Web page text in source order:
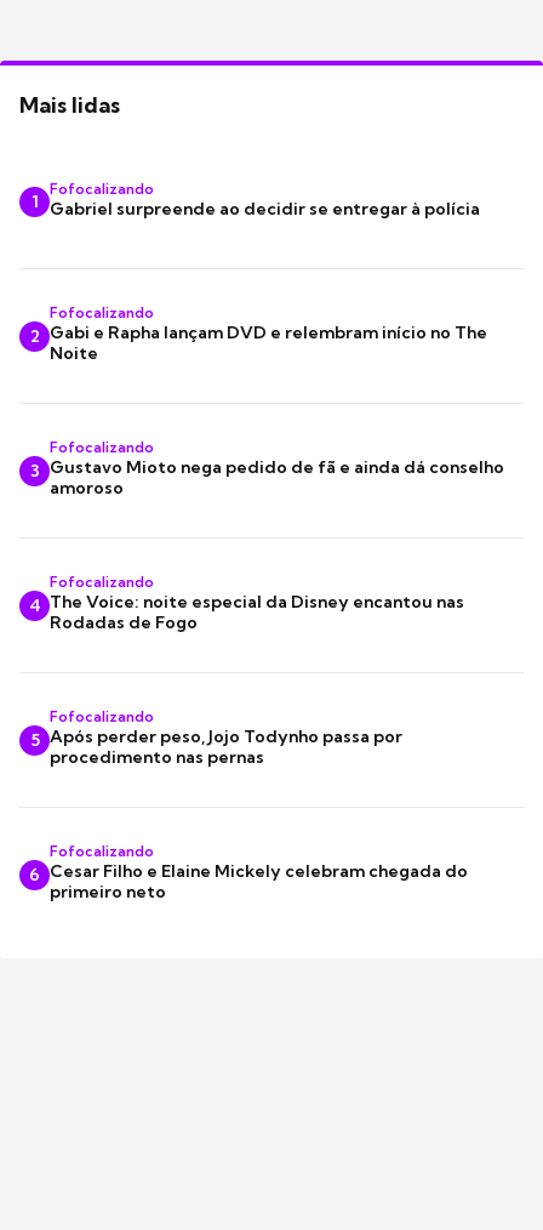
Mais lidas
1
Fofocalizando
Gabriel surpreende ao decidir se entregar à polícia
2
Fofocalizando
Gabi e Rapha lançam DVD e relembram início no The
Noite
3
Fofocalizando
Gustavo Mioto nega pedido de fã e ainda dá conselho
amoroso
4
Fofocalizando
The Voice: noite especial da Disney encantou nas
Rodadas de Fogo
5
Fofocalizando
Após perder peso, Jojo Todynho passa por
procedimento nas pernas
6
Fofocalizando
Cesar Filho e Elaine Mickely celebram chegada do
primeiro neto